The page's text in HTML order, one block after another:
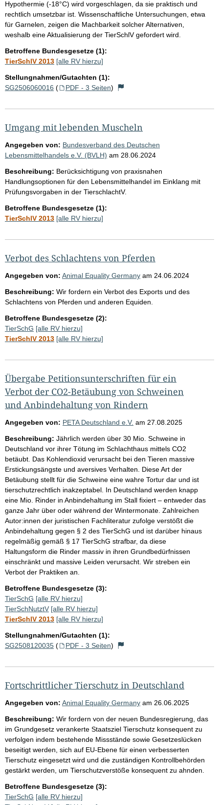
Hypothermie (-18°C) wird vorgeschlagen, da sie praktisch und
rechtlich umsetzbar ist. Wissenschaftliche Untersuchungen, etwa
für Garnelen, zeigen die Machbarkeit solcher Alternativen,
weshalb eine Aktualisierung der TierSchlV gefordert wird.
Betroffene Bundesgesetze (1):
TierSchlV 2013 [alle RV hierzu]
Stellungnahmen/Gutachten (1):
SG2506060016 ( PDF - 3 Seiten)
Umgang mit lebenden Muscheln
Angegeben von: Bundesverband des Deutschen
Lebensmittelhandels e.V. (BVLH) am 28.06.2024
Beschreibung: Berücksichtigung von praxisnahen
Handlungsoptionen für den Lebensmittelhandel im Einklang mit
Prüfungsvorgaben in der TierschlachtV.
Betroffene Bundesgesetze (1):
TierSchlV 2013 [alle RV hierzu]
Verbot des Schlachtens von Pferden
Angegeben von: Animal Equality Germany am 24.06.2024
Beschreibung: Wir fordern ein Verbot des Exports und des
Schlachtens von Pferden und anderen Equiden.
Betroffene Bundesgesetze (2):
TierSchG [alle RV hierzu]
TierSchlV 2013 [alle RV hierzu]
Übergabe Petitionsunterschriften für ein
Verbot der CO2-Betäubung von Schweinen
und Anbindehaltung von Rindern
Angegeben von: PETA Deutschland e.V. am 27.08.2025
Beschreibung: Jährlich werden über 30 Mio. Schweine in
Deutschland vor ihrer Tötung im Schlachthaus mittels CO2
betäubt. Das Kohlendioxid verursacht bei den Tieren massive
Erstickungsängste und aversives Verhalten. Diese Art der
Betäubung stellt für die Schweine eine wahre Tortur dar und ist
tierschutzrechtlich inakzeptabel. In Deutschland werden knapp
eine Mio. Rinder in Anbindehaltung im Stall fixiert – entweder das
ganze Jahr über oder während der Wintermonate. Zahlreichen
Autor:innen der juristischen Fachliteratur zufolge verstößt die
Anbindehaltung gegen § 2 des TierSchG und ist darüber hinaus
regelmäßig gemäß § 17 TierSchG strafbar, da diese
Haltungsform die Rinder massiv in ihren Grundbedürfnissen
einschränkt und massive Leiden verursacht. Wir streben ein
Verbot der Praktiken an.
Betroffene Bundesgesetze (3):
TierSchG [alle RV hierzu]
TierSchNutztV [alle RV hierzu]
TierSchlV 2013 [alle RV hierzu]
Stellungnahmen/Gutachten (1):
SG2508120035 ( PDF - 3 Seiten)
Fortschrittlicher Tierschutz in Deutschland
Angegeben von: Animal Equality Germany am 26.06.2025
Beschreibung: Wir fordern von der neuen Bundesregierung, das
im Grundgesetz verankerte Staatsziel Tierschutz konsequent zu
verfolgen indem bestehende Missstände sowie Gesetzeslücken
beseitigt werden, sich auf EU-Ebene für einen verbesserten
Tierschutz eingesetzt wird und die zuständigen Kontrollbehörden
gestärkt werden, um Tierschutzverstöße konsequent zu ahnden.
Betroffene Bundesgesetze (3):
TierSchG [alle RV hierzu]